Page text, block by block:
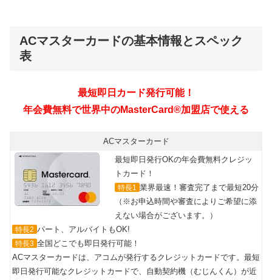
ACマスターカードの基本情報とスペック
表
ACマスターカード
最短即日発行OKの年会費無料クレジッ
トカード！
特長1 業界最速！審査完了まで最短20分
（※お申込時間や審査によりご希望に添
えない場合がございます。）
特長2 パート、アルバイトもOK!
特長3 全国どこでも即日発行可能！
ACマスターカードは、アコムが発行するクレジットカードです。最短
即日発行可能なクレジットカードで、自動契約機（むじんくん）が近